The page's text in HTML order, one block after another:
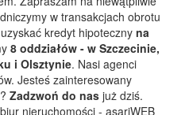
w transakcjach obrotu
kredyt hipoteczny na
8 oddziałów - w Szczecinie,
i Olsztynie. Nasi agenci
Jesteś zainteresowany
Zadzwoń do nas już dziś.
nieruchomości - asariWEB